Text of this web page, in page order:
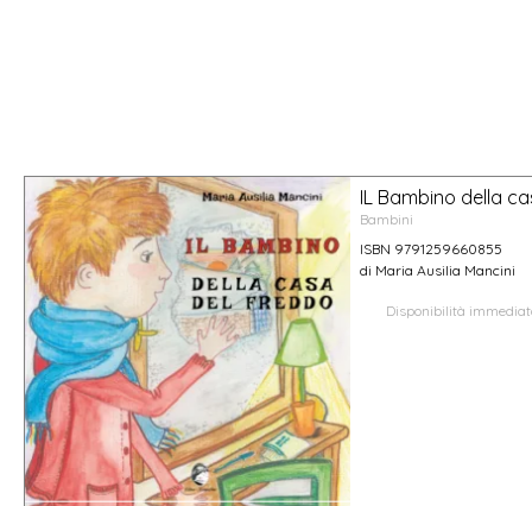
IL Bambino della
Bambini
ISBN 9791259660855
di Maria Ausilia Mancini
Disponibilità